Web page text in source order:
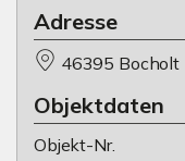
Adresse
46395 Bocholt
Objektdaten
Objekt-Nr.